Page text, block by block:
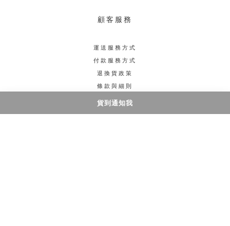
貨到通知我
顧客服務
運送服務方式
付款服務方式
退換貨政策
條款與細則
聯絡我們